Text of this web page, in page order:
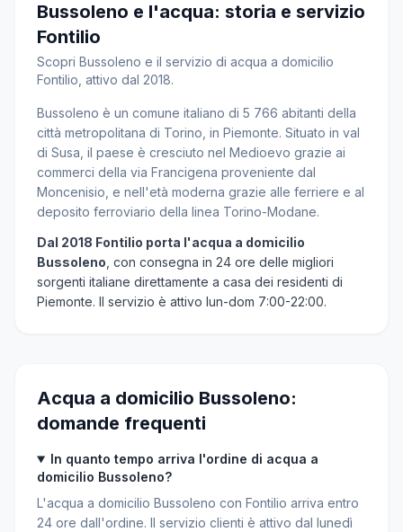
Bussoleno e l'acqua: storia e servizio
Fontilio
Scopri Bussoleno e il servizio di acqua a domicilio
Fontilio, attivo dal 2018.
Bussoleno è un comune italiano di 5 766 abitanti della
città metropolitana di Torino, in Piemonte. Situato in val
di Susa, il paese è cresciuto nel Medioevo grazie ai
commerci della via Francigena proveniente dal
Moncenisio, e nell'età moderna grazie alle ferriere e al
deposito ferroviario della linea Torino-Modane.
Dal 2018 Fontilio porta l'acqua a domicilio
Bussoleno , con consegna in 24 ore delle migliori
sorgenti italiane direttamente a casa dei residenti di
Piemonte. Il servizio è attivo lun-dom 7:00-22:00.
Acqua a domicilio Bussoleno:
domande frequenti
In quanto tempo arriva l'ordine di acqua a
domicilio Bussoleno?
L'acqua a domicilio Bussoleno con Fontilio arriva entro
24 ore dall'ordine. Il servizio clienti è attivo dal lunedì